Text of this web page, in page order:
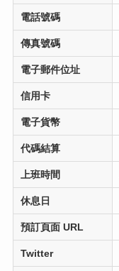
電話號碼
傳真號碼
電子郵件位址
信用卡
電子貨幣
代碼結算
上班時間
休息日
預訂頁面 URL
Twitter